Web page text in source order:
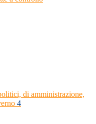
di amministrazione,
4